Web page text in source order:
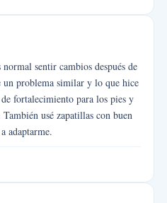
sentir cambios después de
un problema similar y lo que hice
fortalecimiento para los pies y
usé zapatillas con buen
adaptarme.